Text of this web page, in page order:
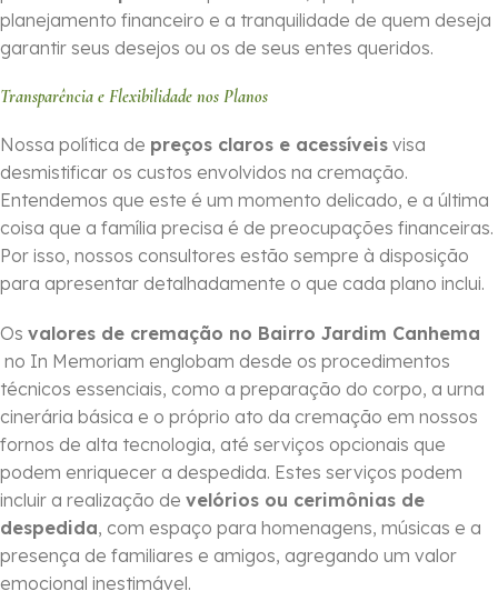
planejamento financeiro e a tranquilidade de quem deseja
garantir seus desejos ou os de seus entes queridos.
Transparência e Flexibilidade nos Planos
Nossa política de preços claros e acessíveis visa
desmistificar os custos envolvidos na cremação.
Entendemos que este é um momento delicado, e a última
coisa que a família precisa é de preocupações financeiras.
Por isso, nossos consultores estão sempre à disposição
para apresentar detalhadamente o que cada plano inclui.
Os valores de cremação no Bairro Jardim Canhema
no In Memoriam englobam desde os procedimentos
técnicos essenciais, como a preparação do corpo, a urna
cinerária básica e o próprio ato da cremação em nossos
fornos de alta tecnologia, até serviços opcionais que
podem enriquecer a despedida. Estes serviços podem
incluir a realização de velórios ou cerimônias de
despedida, com espaço para homenagens, músicas e a
presença de familiares e amigos, agregando um valor
emocional inestimável.